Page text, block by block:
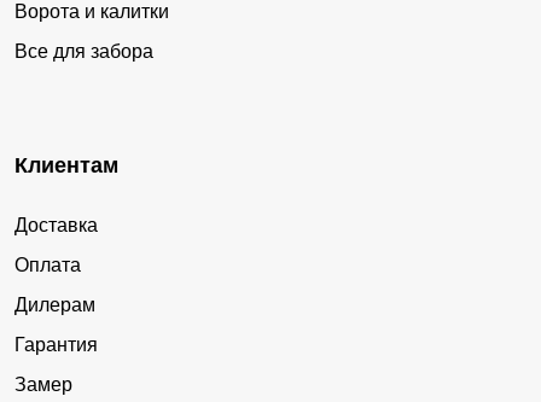
Ворота и калитки
Все для забора
Клиентам
Доставка
Оплата
Дилерам
Гарантия
Замер